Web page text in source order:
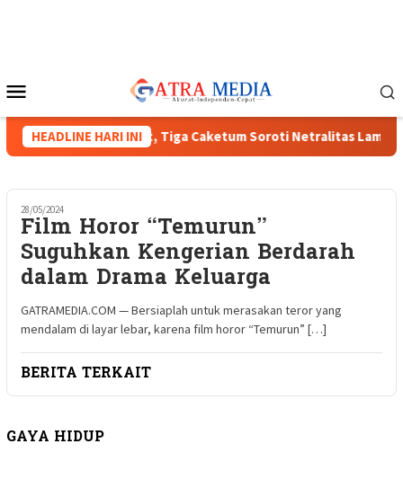
Mobile
HEADLINE HARI INI
HIPMI XVIII Menguat, Tiga Caketum Soroti Netralitas Lampung
28/05/2024
Film Horor “Temurun”
Suguhkan Kengerian Berdarah
dalam Drama Keluarga
GATRAMEDIA.COM — Bersiaplah untuk merasakan teror yang
mendalam di layar lebar, karena film horor “Temurun” […]
BERITA TERKAIT
GAYA HIDUP